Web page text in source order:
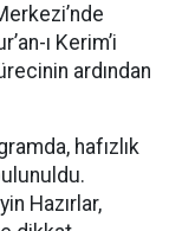
ı Kerim’i
ardından
hafızlık
Hazırlar,